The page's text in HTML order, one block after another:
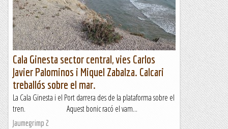
Cala Ginesta sector central, vies Carlos
Javier Palominos i Miquel Zabalza. Calcari
treballós sobre el mar.
La Cala Ginesta i el Port darrera des de la plataforma sobre el
tren. Aquest bonic racó el vam...
Jaumegrimp 2